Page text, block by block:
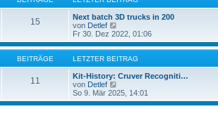
r
a
t
e
B
e
i
t
r
a
15
Next batch 3D trucks in 200
von Detlef
e
u
e
s
t
e
B
e
Fr 30. Dez 2022, 01:06
BEITRÄGE LETZTER BEITRAG
11
Kit-History: Cruver Recogniti…
von Detlef
e
u
So 9. Mär 2025, 14:01